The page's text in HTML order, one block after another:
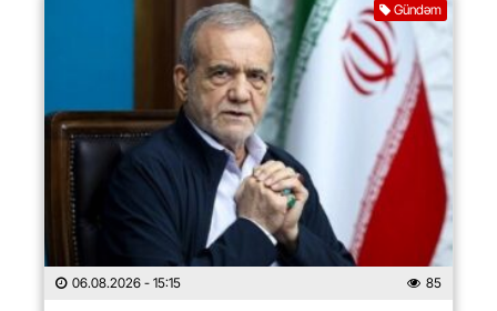
Gündəm
06.08.2026 - 15:15 85